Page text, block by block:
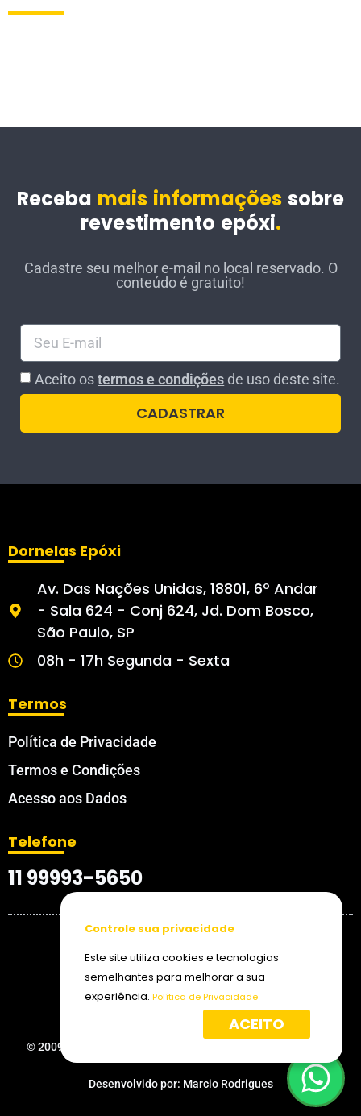
Receba mais informações sobre
revestimento epóxi.
Cadastre seu melhor e-mail no local reservado. O
conteúdo é gratuito!
Aceito ostermos e condições de uso deste site.
CADASTRAR
Dornelas Epóxi
Av. Das Nações Unidas, 18801, 6º Andar
- Sala 624 - Conj 624, Jd. Dom Bosco,
São Paulo, SP
08h - 17h Segunda - Sexta
Termos
Política de Privacidade
Termos e Condições
Acesso aos Dados
Telefone
11 99993-5650
© 2009 - 2026 Dornelas Epóxi | Todos os direitos reservados.
Desenvolvido por: Marcio Rodrigues
Controle sua privacidade
Este site utiliza cookies e tecnologias
semelhantes para melhorar a sua
experiência. Política de Privacidade
ACEITO